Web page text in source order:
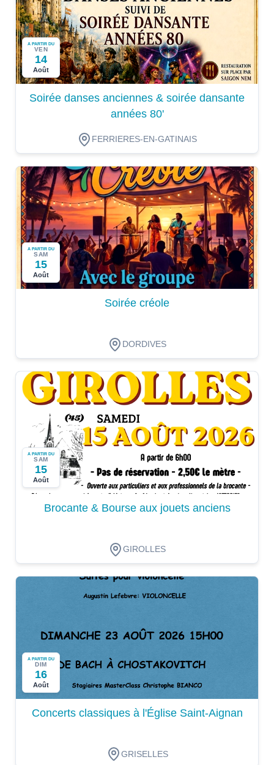
A PARTIR DU
VEN
14
Août
Soirée danses anciennes & soirée dansante
années 80'
FERRIERES-EN-GATINAIS
A PARTIR DU
SAM
15
Août
Soirée créole
DORDIVES
A PARTIR DU
SAM
15
Août
Brocante & Bourse aux jouets anciens
GIROLLES
A PARTIR DU
DIM
16
Août
Concerts classiques à l'Église Saint-Aignan
GRISELLES